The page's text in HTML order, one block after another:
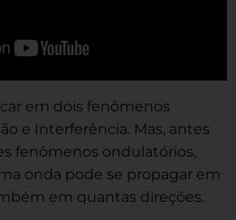
em dois fenômenos
e Interferência. Mas, antes
fenômenos ondulatórios,
onda pode se propagar em
em quantas direções.